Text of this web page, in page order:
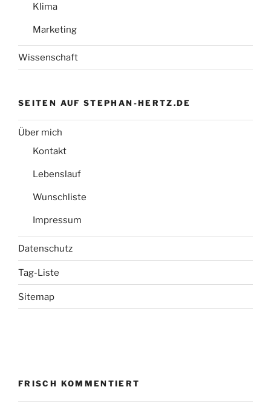
Klima
Marketing
Wissenschaft
SEITEN AUF STEPHAN-HERTZ.DE
Über mich
Kontakt
Lebenslauf
Wunschliste
Impressum
Datenschutz
Tag-Liste
Sitemap
FRISCH KOMMENTIERT